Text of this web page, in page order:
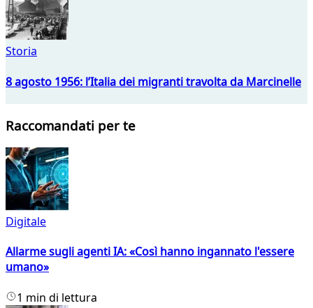
Storia
8 agosto 1956: l’Italia dei migranti travolta da Marcinelle
Raccomandati per te
Digitale
Allarme sugli agenti IA: «Così hanno ingannato l'essere
umano»
1 min di lettura